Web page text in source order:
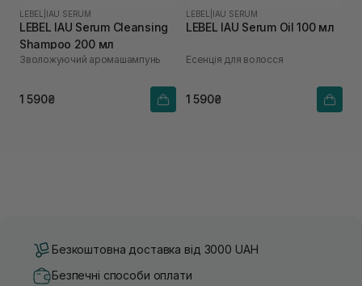
LEBEL IAU SERUM
LEBEL IAU Serum Cleansing
Shampoo 200 мл
Зволожуючий аромашампунь
1 590₴
LEBEL IAU SERUM
LEBEL IAU Serum Oil 100 мл
Есенція для волосся
1 590₴
Безкоштовна доставка від 3000 UAH
Безпечні способи оплати